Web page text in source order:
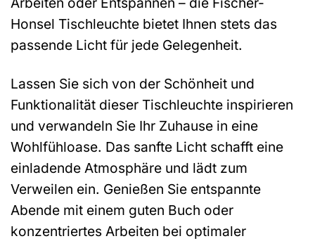
Honsel Tischleuchte bietet Ihnen stets das
passende Licht für jede Gelegenheit.
Lassen Sie sich von der Schönheit und
Funktionalität dieser Tischleuchte inspirieren
und verwandeln Sie Ihr Zuhause in eine
Wohlfühloase. Das sanfte Licht schafft eine
einladende Atmosphäre und lädt zum
Verweilen ein. Genießen Sie entspannte
Abende mit einem guten Buch oder
konzentriertes Arbeiten bei optimaler